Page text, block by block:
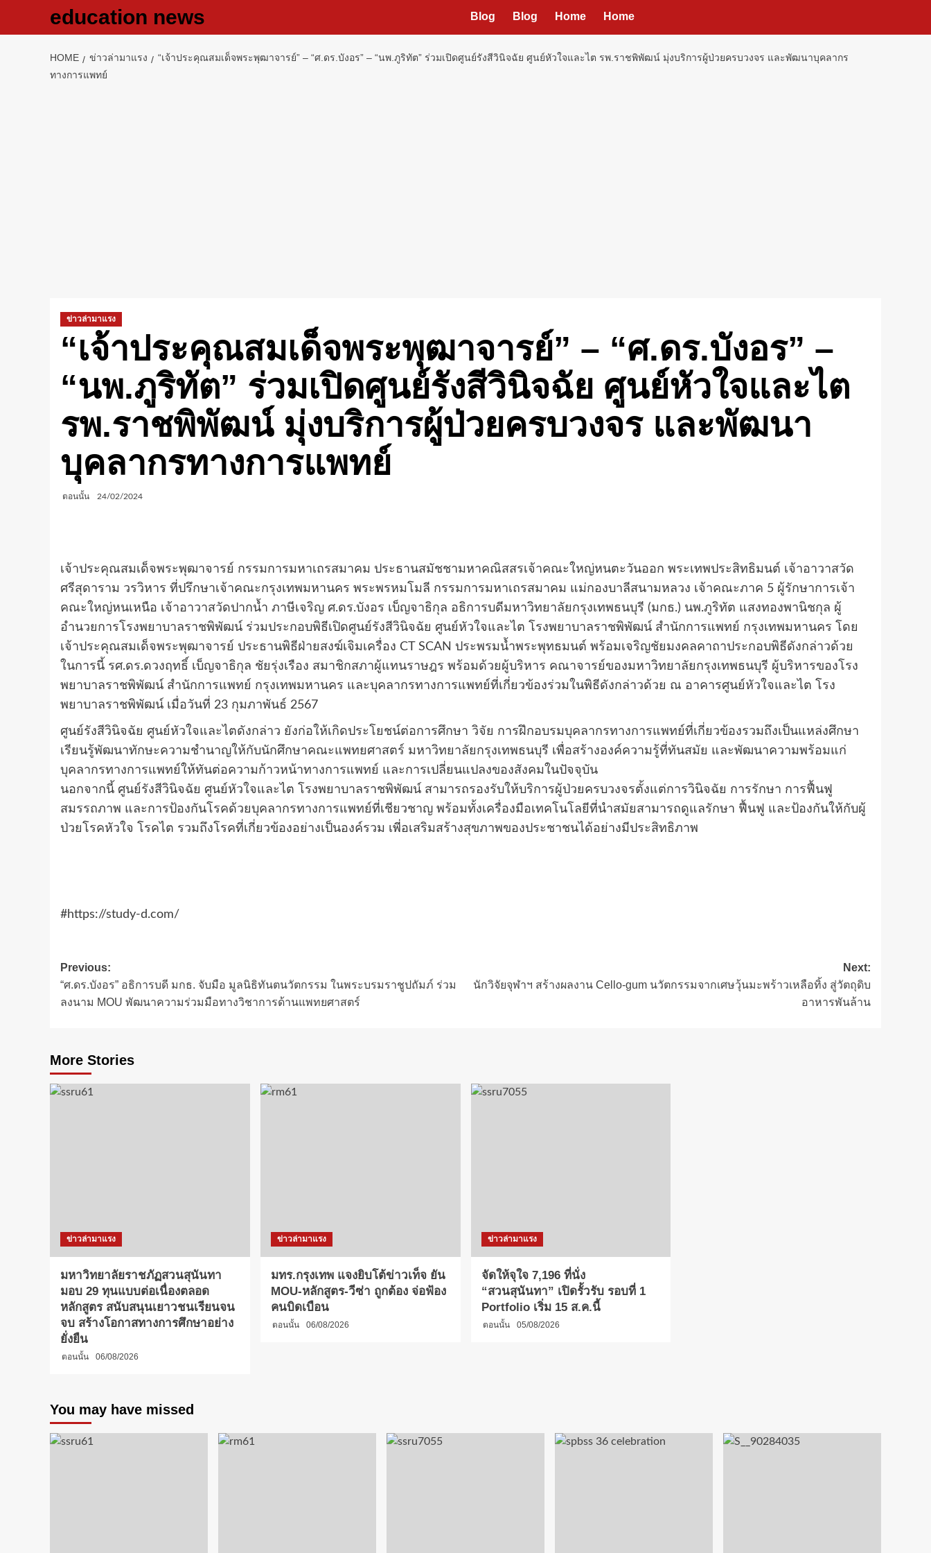
education news Blog Blog Home Home
HOME ข่าวล่ามาแรง
“เจ้าประคุณสมเด็จพระพุฒาจารย์” – “ศ.ดร.บังอร” – “นพ.ภูริทัต” ร่วมเปิดศูนย์รังสีวินิจฉัย ศูนย์หัวใจและไต รพ.ราชพิพัฒน์ มุ่งบริการผู้ป่วยครบวงจร และพัฒนาบุคลากร
ทางการแพทย์
ข่าวล่ามาแรง
“เจ้าประคุณสมเด็จพระพุฒาจารย์” – “ศ.ดร.บังอร” –
“นพ.ภูริทัต” ร่วมเปิดศูนย์รังสีวินิจฉัย ศูนย์หัวใจและไต
รพ.ราชพิพัฒน์ มุ่งบริการผู้ป่วยครบวงจร และพัฒนา
บุคลากรทางการแพทย์
ตอนนั้น 24/02/2024
เจ้าประคุณสมเด็จพระพุฒาจารย์ กรรมการมหาเถรสมาคม ประธานสมัชชามหาคณิสสรเจ้าคณะใหญ่หนตะวันออก พระเทพประสิทธิมนต์ เจ้าอาวาสวัด
ศรีสุดาราม วรวิหาร ที่ปรึกษาเจ้าคณะกรุงเทพมหานคร พระพรหมโมลี กรรมการมหาเถรสมาคม แม่กองบาลีสนามหลวง เจ้าคณะภาค 5 ผู้รักษาการเจ้า
คณะใหญ่หนเหนือ เจ้าอาวาสวัดปากน้ำ ภาษีเจริญ ศ.ดร.บังอร เบ็ญจาธิกุล อธิการบดีมหาวิทยาลัยกรุงเทพธนบุรี (มกธ.) นพ.ภูริทัต แสงทองพานิชกุล ผู้
อำนวยการโรงพยาบาลราชพิพัฒน์ ร่วมประกอบพิธีเปิดศูนย์รังสีวินิจฉัย ศูนย์หัวใจและไต โรงพยาบาลราชพิพัฒน์ สำนักการแพทย์ กรุงเทพมหานคร โดย
เจ้าประคุณสมเด็จพระพุฒาจารย์ ประธานพิธีฝ่ายสงฆ์เจิมเครื่อง CT SCAN ประพรมน้ำพระพุทธมนต์ พร้อมเจริญชัยมงคลคาถาประกอบพิธีดังกล่าวด้วย
ในการนี้ รศ.ดร.ดวงฤทธิ์ เบ็ญจาธิกุล ชัยรุ่งเรือง สมาชิกสภาผู้แทนราษฎร พร้อมด้วยผู้บริหาร คณาจารย์ของมหาวิทยาลัยกรุงเทพธนบุรี ผู้บริหารของโรง
พยาบาลราชพิพัฒน์ สำนักการแพทย์ กรุงเทพมหานคร และบุคลากรทางการแพทย์ที่เกี่ยวข้องร่วมในพิธีดังกล่าวด้วย ณ อาคารศูนย์หัวใจและไต โรง
พยาบาลราชพิพัฒน์ เมื่อวันที่ 23 กุมภาพันธ์ 2567
ศูนย์รังสีวินิจฉัย ศูนย์หัวใจและไตดังกล่าว ยังก่อให้เกิดประโยชน์ต่อการศึกษา วิจัย การฝึกอบรมบุคลากรทางการแพทย์ที่เกี่ยวข้องรวมถึงเป็นแหล่งศึกษา
เรียนรู้พัฒนาทักษะความชำนาญให้กับนักศึกษาคณะแพทยศาสตร์ มหาวิทยาลัยกรุงเทพธนบุรี เพื่อสร้างองค์ความรู้ที่ทันสมัย และพัฒนาความพร้อมแก่
บุคลากรทางการแพทย์ให้ทันต่อความก้าวหน้าทางการแพทย์ และการเปลี่ยนแปลงของสังคมในปัจจุบัน
นอกจากนี้ ศูนย์รังสีวินิจฉัย ศูนย์หัวใจและไต โรงพยาบาลราชพิพัฒน์ สามารถรองรับให้บริการผู้ป่วยครบวงจรตั้งแต่การวินิจฉัย การรักษา การฟื้นฟู
สมรรถภาพ และการป้องกันโรคด้วยบุคลากรทางการแพทย์ที่เชียวชาญ พร้อมทั้งเครื่องมือเทคโนโลยีที่นำสมัยสามารถดูแลรักษา ฟื้นฟู และป้องกันให้กับผู้
ป่วยโรคหัวใจ โรคไต รวมถึงโรคที่เกี่ยวข้องอย่างเป็นองค์รวม เพี่อเสริมสร้างสุขภาพของประชาชนได้อย่างมีประสิทธิภาพ
#https://study-d.com/
Post
navigation
Previous:
“ศ.ดร.บังอร” อธิการบดี มกธ. จับมือ มูลนิธิทันตนวัตกรรม ในพระบรมราชูปถัมภ์ ร่วม
ลงนาม MOU พัฒนาความร่วมมือทางวิชาการด้านแพทยศาสตร์
Next:
นักวิจัยจุฬาฯ สร้างผลงาน Cello-gum นวัตกรรมจากเศษวุ้นมะพร้าวเหลือทิ้ง สู่วัตถุดิบ
อาหารพันล้าน
More Stories
ข่าวล่ามาแรง
มหาวิทยาลัยราชภัฏสวนสุนันทา
มอบ 29 ทุนแบบต่อเนื่องตลอด
หลักสูตร สนับสนุนเยาวชนเรียนจน
จบ สร้างโอกาสทางการศึกษาอย่าง
ยั่งยืน
ตอนนั้น 06/08/2026
ข่าวล่ามาแรง
มทร.กรุงเทพ แจงยิบโต้ข่าวเท็จ ยัน
MOU-หลักสูตร-วีซ่า ถูกต้อง จ่อฟ้อง
คนบิดเบือน
ตอนนั้น 06/08/2026
ข่าวล่ามาแรง
จัดให้จุใจ 7,196 ที่นั่ง
“สวนสุนันทา” เปิดรั้วรับ รอบที่ 1
Portfolio เริ่ม 15 ส.ค.นี้
ตอนนั้น 05/08/2026
You may have missed